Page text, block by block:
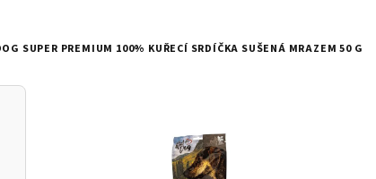
SUPER PREMIUM 100% KUŘECÍ SRDÍČKA SUŠENÁ MRAZEM 50 G